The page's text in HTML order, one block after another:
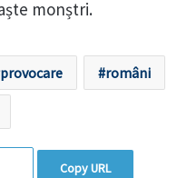
monștri.
provocare români
Copy URL